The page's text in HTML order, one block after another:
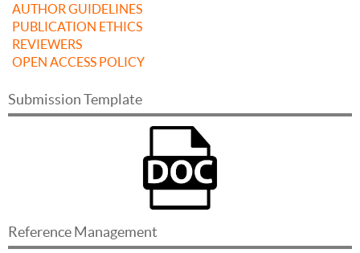
AUTHOR GUIDELINES
PUBLICATION ETHICS
REVIEWERS
OPEN ACCESS POLICY
Submission Template
Reference Management